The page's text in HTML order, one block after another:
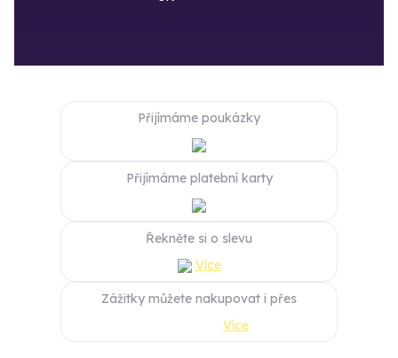
Přijímáme poukázky
Přijímáme platební karty
Řekněte si o slevu
Více
Zážitky můžete nakupovat i přes
Více